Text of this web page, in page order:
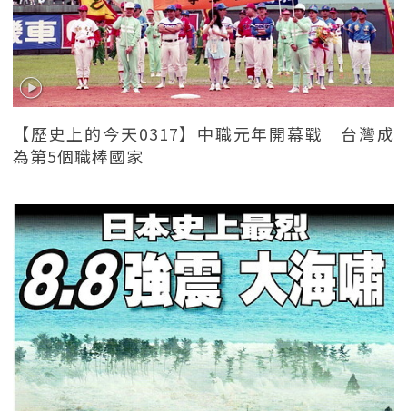
【歷史上的今天0317】中職元年開幕戰 台灣成
為第5個職棒國家